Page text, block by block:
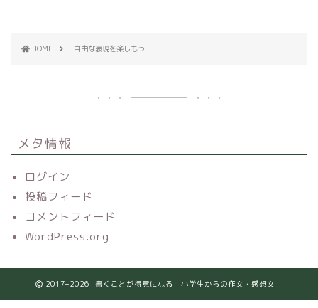
HOME 自由な表現を楽しもう
メタ情報
ログイン
投稿フィード
コメントフィード
WordPress.org
2017–2026 書くことが得意になる！小学生からの作文・感想文